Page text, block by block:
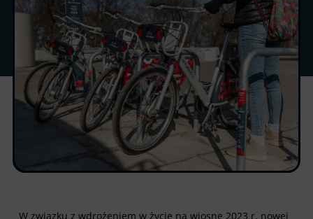
W związku z wdrożeniem w życie na wiosnę 2023 r. nowej